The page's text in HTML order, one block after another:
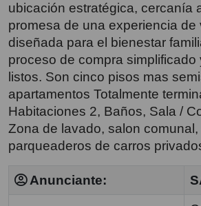
ubicación estratégica, cercanía
promesa de una experiencia de
diseñada para el bienestar
proceso de compra
listos. Son cinco pisos mas
apartamentos Totalmente
Habitaciones 2, Baños, Sala /
Zona de lavado, salon comunal,
parqueaderos de carros
Anunciante: